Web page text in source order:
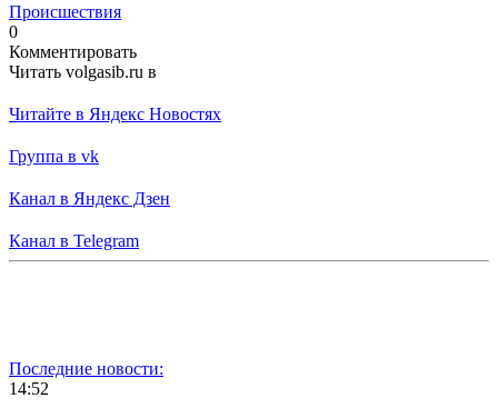
Происшествия
0
Комментировать
Читать volgasib.ru в
Читайте в Яндекс Новостях
Группа в vk
Канал в Яндекс Дзен
Канал в Telegram
Последние новости:
14:52